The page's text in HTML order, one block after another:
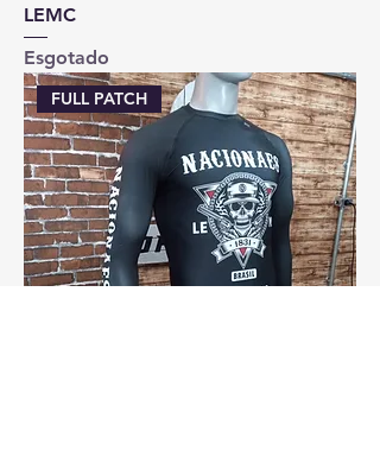
LEMC
Esgotado
FULL PATCH